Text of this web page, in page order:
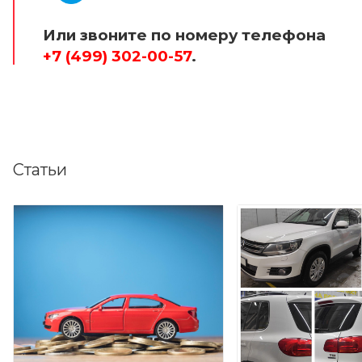
Или звоните по номеру телефона
+7 (499) 302-00-57.
Статьи